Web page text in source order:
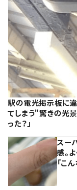
駅の電光掲示板に
てしまう”驚きの光景
った？」
スー
感。
「こ